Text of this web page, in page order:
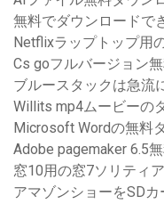
無料でダウンロードで
Netflixラップトップ用
Cs goフルバージョン
ブルースタックは急流
Willits mp4ムービーの
Microsoft Wordの無料
Adobe pagemaker 6.5
窓10用の窓7ソリティ
アマゾンショーをSD